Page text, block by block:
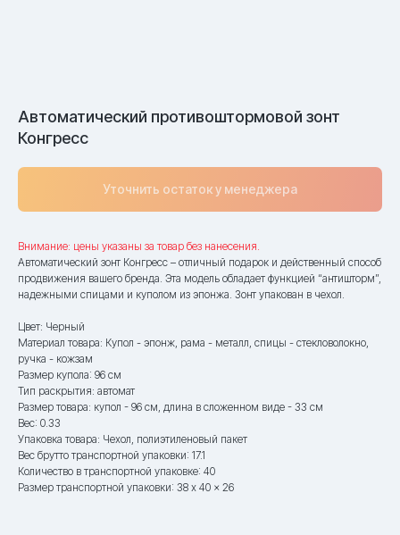
Автоматический противоштормовой зонт
Конгресс
Уточнить остаток у менеджера
Внимание: цены указаны за товар без нанесения.
Автоматический зонт Конгресс – отличный подарок и действенный способ
продвижения вашего бренда. Эта модель обладает функцией “антишторм”,
надежными спицами и куполом из эпонжа. Зонт упакован в чехол.
Цвет: Черный
Материал товара: Купол - эпонж, рама - металл, спицы - стекловолокно,
ручка - кожзам
Размер купола: 96 см
Тип раскрытия: автомат
Размер товара: купол - 96 см, длина в сложенном виде - 33 см
Вес: 0.33
Упаковка товара: Чехол, полиэтиленовый пакет
Вес брутто транспортной упаковки: 17.1
Количество в транспортной упаковке: 40
Размер транспортной упаковки: 38 x 40 x 26